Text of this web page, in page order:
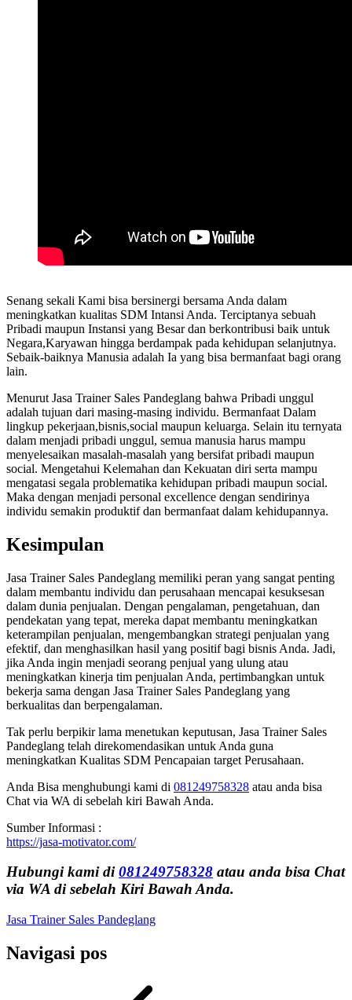
Senang sekali Kami bisa bersinergi bersama Anda dalam
meningkatkan kualitas SDM Intansi Anda. Terciptanya sebuah
Pribadi maupun Instansi yang Besar dan berkontribusi baik untuk
Negara,Karyawan hingga berdampak pada kehidupan selanjutnya.
Sebaik-baiknya Manusia adalah Ia yang bisa bermanfaat bagi orang
lain.
Menurut Jasa Trainer Sales Pandeglang bahwa Pribadi unggul
adalah tujuan dari masing-masing individu. Bermanfaat Dalam
lingkup pekerjaan,bisnis,social maupun keluarga. Selain itu ternyata
dalam menjadi pribadi unggul, semua manusia harus mampu
menyelesaikan masalah-masalah yang bersifat pribadi maupun
social. Mengetahui Kelemahan dan Kekuatan diri serta mampu
mengatasi segala problematika kehidupan pribadi maupun social.
Maka dengan menjadi personal excellence dengan sendirinya
individu semakin produktif dan bermanfaat dalam kehidupannya.
Kesimpulan
Jasa Trainer Sales Pandeglang memiliki peran yang sangat penting
dalam membantu individu dan perusahaan mencapai kesuksesan
dalam dunia penjualan. Dengan pengalaman, pengetahuan, dan
pendekatan yang tepat, mereka dapat membantu meningkatkan
keterampilan penjualan, mengembangkan strategi penjualan yang
efektif, dan menghasilkan hasil yang positif bagi bisnis Anda. Jadi,
jika Anda ingin menjadi seorang penjual yang ulung atau
meningkatkan kinerja tim penjualan Anda, pertimbangkan untuk
bekerja sama dengan Jasa Trainer Sales Pandeglang yang
berkualitas dan berpengalaman.
Tak perlu berpikir lama menetukan keputusan, Jasa Trainer Sales
Pandeglang telah direkomendasikan untuk Anda guna
meningkatkan Kualitas SDM Pencapaian target Perusahaan.
Anda Bisa menghubungi kami di 081249758328 atau anda bisa
Chat via WA di sebelah kiri Bawah Anda.
Sumber Informasi :
https://jasa-motivator.com/
Hubungi kami di081249758328 atau anda bisa Chat
via WA di sebelah Kiri Bawah Anda.
Jasa Trainer Sales Pandeglang
Navigasi pos